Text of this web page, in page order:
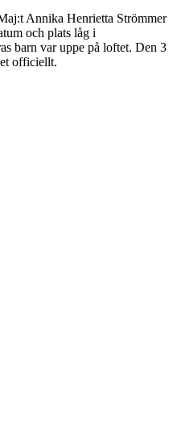
Annika Henrietta Strömmer
och plats låg i
barn var uppe på loftet. Den 3
officiellt.